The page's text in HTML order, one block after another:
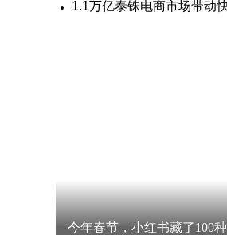
今年春节，小红书藏了100